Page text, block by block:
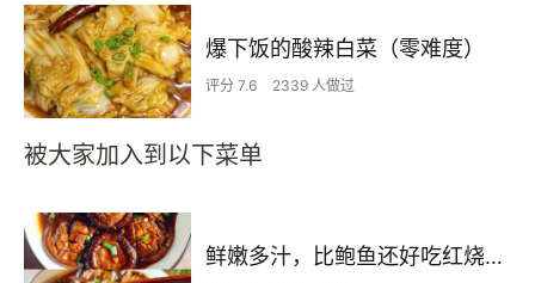
爆下饭的酸辣白菜（零难度）
评分 7.6 2339 人做过
被大家加入到以下菜单
鲜嫩多汁，比鲍鱼还好吃红烧香菇